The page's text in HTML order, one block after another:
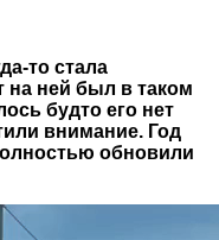
то стала
ней был в таком
будто его нет
внимание. Год
обновили